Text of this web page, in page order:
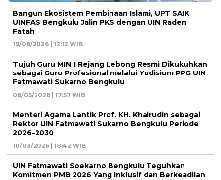
Bangun Ekosistem Pembinaan Islami, UPT SAIK
UINFAS Bengkulu Jalin PKS dengan UIN Raden
Fatah
19/06/2026 | 12:12 WIB
Tujuh Guru MIN 1 Rejang Lebong Resmi Dikukuhkan
sebagai Guru Profesional melalui Yudisium PPG UIN
Fatmawati Sukarno Bengkulu
06/05/2026 | 17:57 WIB
Menteri Agama Lantik Prof. KH. Khairudin sebagai
Rektor UIN Fatmawati Sukarno Bengkulu Periode
2026–2030
10/03/2026 | 18:42 WIB
UIN Fatmawati Soekarno Bengkulu Teguhkan
Komitmen PMB 2026 Yang Inklusif dan Berkeadilan